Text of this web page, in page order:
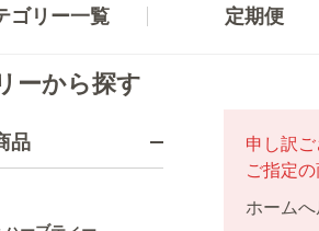
ゴリー一覧 定期便
ーから探す
品
申し訳ご
ご指定
ホームへ